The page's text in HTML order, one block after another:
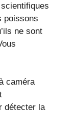
poissons
ne sont
caméra
détecter la